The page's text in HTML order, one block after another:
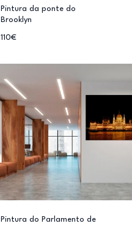
Pintura da ponte do
Brooklyn
110€
Pintura do Parlamento de